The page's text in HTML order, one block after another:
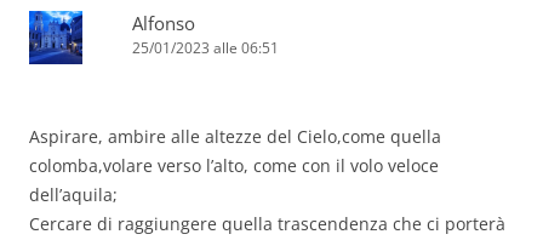
Alfonso
25/01/2023 alle 06:51
Aspirare, ambire alle altezze del Cielo,come quella
colomba,volare verso l’alto, come con il volo veloce
dell’aquila;
Cercare di raggiungere quella trascendenza che ci porterà